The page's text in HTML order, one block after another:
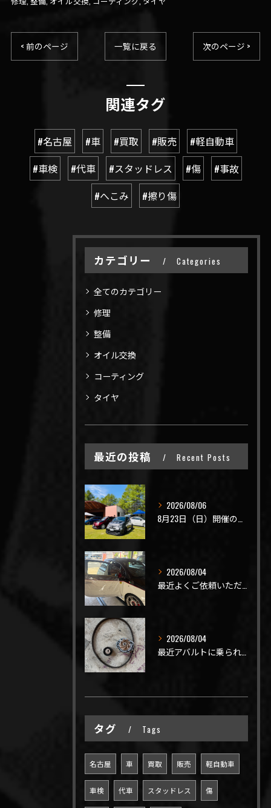
< 前のページ 一覧に戻る 次のページ >
関連タグ
#名古屋 #車 #買取 #販売
#軽自動車
#車検
#代車 #スタッドレス #傷
#事故
#へこみ
#擦り傷
カテゴリー Categories
全てのカテゴリー
修理
整備
オイル交換
コーティング
タイヤ
最近の投稿 Recent Posts
2026/08/06
2026/08/04
2026/08/04
タグ Tags
名古屋 車 買取 販売 軽自動車
車検 代車 スタッドレス 傷